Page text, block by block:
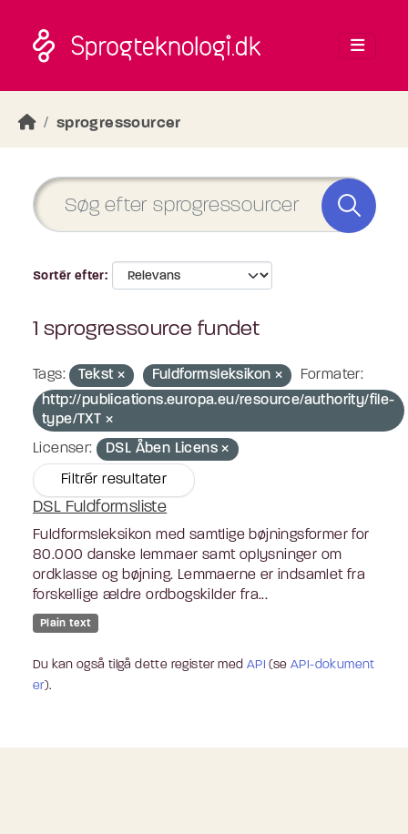
sprogressourcer
Sortér efter
1 sprogressource fundet
Tags: Tekst Fuldformsleksikon
Formater:
http://publications.europa.eu/resource/authority/file-
type/TXT
Licenser:
DSL Åben Licens
Filtrér resultater
DSL Fuldformsliste
Fuldformsleksikon med samtlige bøjningsformer for
80.000 danske lemmaer samt oplysninger om
ordklasse og bøjning. Lemmaerne er indsamlet fra
forskellige ældre ordbogskilder fra...
Plain text
Du kan også tilgå dette register med API (seAPI-dokument
er).